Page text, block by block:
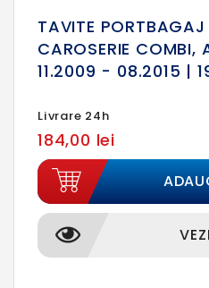
TAVITE PORTBAGAJ
CAROSERIE COMBI,
11.2009 - 08.2015 |
Livrare 24h
184,00 lei